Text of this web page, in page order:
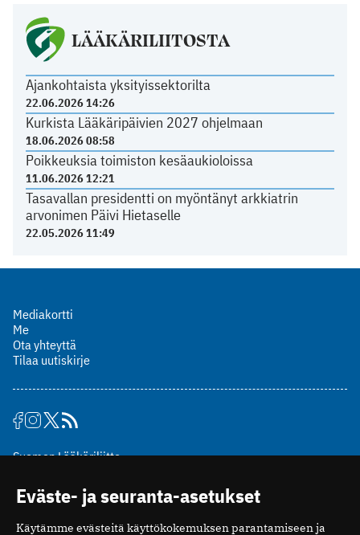
LÄÄKÄRILIITOSTA
Ajankohtaista yksityissektorilta
22.06.2026 14:26
Kurkista Lääkäripäivien 2027 ohjelmaan
18.06.2026 08:58
Poikkeuksia toimiston kesäaukioloissa
11.06.2026 12:21
Tasavallan presidentti on myöntänyt arkkiatrin
arvonimen Päivi Hietaselle
22.05.2026 11:49
Mediakortti
Me
Ota yhteyttä
Tilaa uutiskirje
Suomen Lääkäriliitto
00510 Helsinki
puh. (09) 393 091
toimitus@potilaanlaakarilehti.fi
Eväste- ja seuranta-asetukset
Käytämme evästeitä käyttökokemuksen parantamiseen ja